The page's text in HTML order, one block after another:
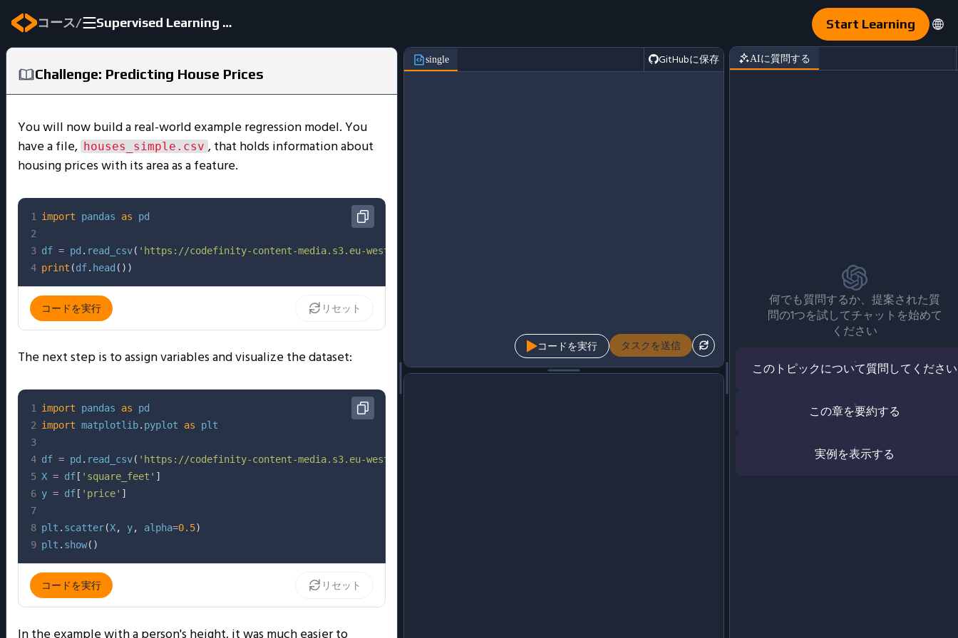
コース/ Supervised Learning Essentials Start Learning
Challenge: Predicting House Prices
You will now build a real-world example regression model. You
have a file, houses_simple.csv , that holds information about
housing prices with its area as a feature.
1
2
3
4
import pandas as
df = pd . read_csv( 'https://codefinity-content-media.s3.eu-west-1.amazonaws.com/b22d1166-efda-45e8-979e-6c3ecfc566fc/houses_simple.csv'
print (df. head ( ) )
コードを実行 リセット
The next step is to assign variables and visualize the dataset:
1
2
3
4
5
6
7
8
9
import pandas as
import matplotlib. pyplot as
df = pd . read_csv( 'https://codefinity-content-media.s3.eu-west-1.amazonaws.com/b22d1166-efda-45e8-979e-6c3ecfc566fc/houses_simple.csv'
X = df [ 'square_feet' ]
y = df [ 'price' ]
plt . scatter(X, y, alpha=0.5)
plt . show( )
コードを実行 リセット
single GitHubに保存
コードを実行 タスクを送信
AIに質問する
何でも質問するか、提案された質
問の1つを試してチャットを始めて
ください
このトピックについて質問してください
この章を要約する
実例を表示する